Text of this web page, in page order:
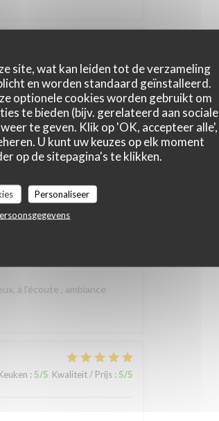
site, wat kan leiden tot de verzameling
en worden standaard geïnstalleerd.
optionele cookies worden gebruikt om
te bieden (bijv. gerelateerd aan sociale
te geven. Klik op 'OK, accepteer alle',
U kunt uw keuzes op elk moment
op de sitepagina's te klikken.
Personaliseer
à l’écoute , ambiance
: 5/5 Kwaliteit / Prijs: 5/5